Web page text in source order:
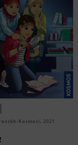
von
88, Die Krimi-
Kosmos), 2021